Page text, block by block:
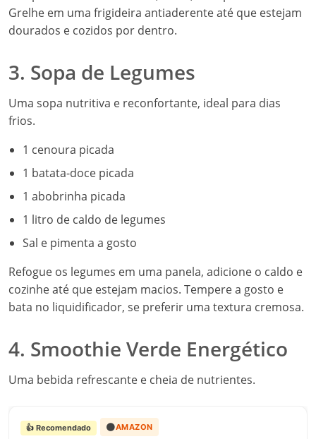
Grelhe em uma frigideira antiaderente até que estejam
dourados e cozidos por dentro.
3. Sopa de Legumes
Uma sopa nutritiva e reconfortante, ideal para dias
frios.
1 cenoura picada
1 batata-doce picada
1 abobrinha picada
1 litro de caldo de legumes
Sal e pimenta a gosto
Refogue os legumes em uma panela, adicione o caldo e
cozinhe até que estejam macios. Tempere a gosto e
bata no liquidificador, se preferir uma textura cremosa.
4. Smoothie Verde Energético
Uma bebida refrescante e cheia de nutrientes.
👍 Recomendado 🟠AMAZON